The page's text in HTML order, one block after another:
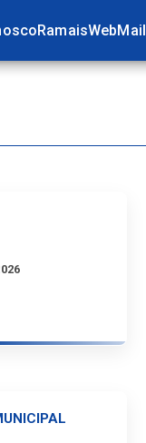
RamaisWebMail